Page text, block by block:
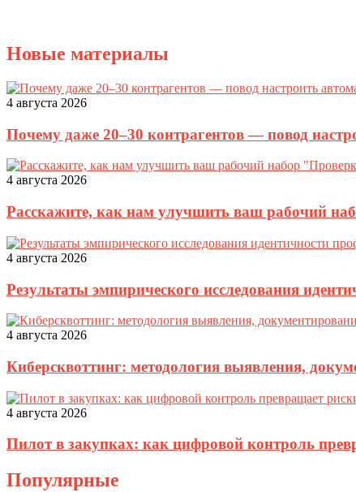
Новые материалы
4 августа 2026
Почему даже 20–30 контрагентов — повод
4 августа 2026
Расскажите, как нам улучшить ваш рабочий
4 августа 2026
Результаты эмпирического исследования
4 августа 2026
Киберсквоттинг: методология выявления,
4 августа 2026
Пилот в закупках: как цифровой контроль
Популярные